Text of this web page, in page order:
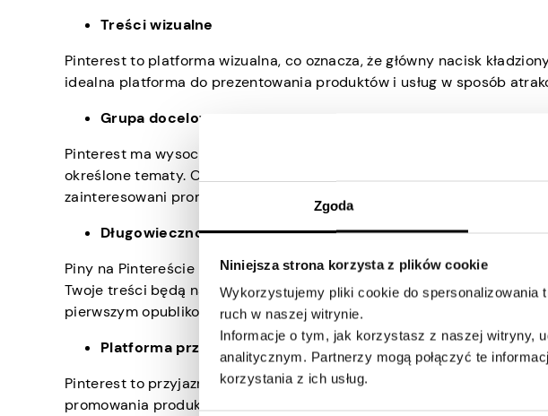
Zgoda
Niniejsza strona korzysta z plików cookie
Wykorzystujemy pliki cookie do spersonalizowania
ruch w naszej witrynie.
Informacje o tym, jak korzystasz z naszej witryny,
analitycznym. Partnerzy mogą połączyć te
korzystania z ich usług.
Treści wizualne
Pinterest to platforma wizualna, co oznacza, że główny nacisk
idealna platforma do prezentowania produktów i usług w sposób
Grupa docelowa
Pinterest ma wysoce ukierunkowaną grupę odbiorców, a użytkownicy
określone tematy. Oznacza to, że możesz dotrzeć do bardzo
zainteresowani promowanymi przez Ciebie produktami lub usługami.
Długowieczność treści
Piny na Pintereście mają dłuższą żywotność niż posty na innych
Twoje treści będą nadal generować ruch i potencjalną sprzedaż
pierwszym opublikowaniu.
Platforma przyjazna dla afiliantów
Pinterest to przyjazna dla afiliantów platforma z jasnymi wytycznymi
promowania produktów w przejrzysty i etyczny sposób.